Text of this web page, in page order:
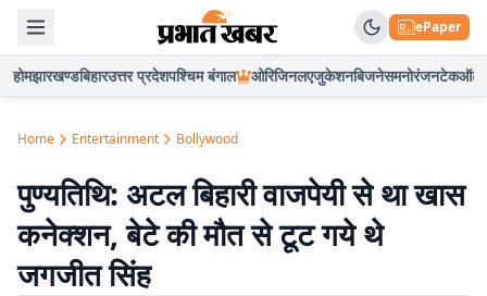
ePaper
होमझारखण्डबिहारउत्तर प्रदेशपश्चिम बंगाल ओरिजिनलएजुकेशनबिजनेसमनोरंजनटेकऑटो
Home Entertainment Bollywood
पुण्यतिथि: अटल बिहारी वाजपेयी से था खास
कनेक्‍शन, बेटे की मौत से टूट गये थे
जगजीत सिंह